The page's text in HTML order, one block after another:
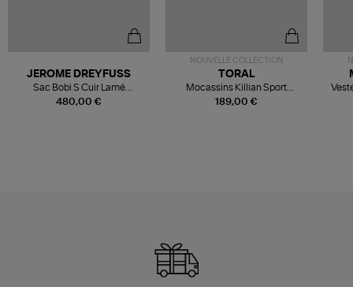
480,00 €
JEROME DREYFUSS
Sac Bobi S Cuir Lamé
Champagne
NOUVELLE COLLECTION
189,00 €
TORAL
Mocassins Killian Sport
Mousse